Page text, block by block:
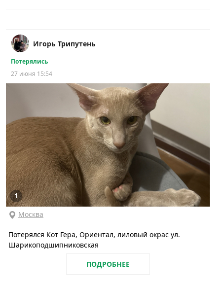
Игорь Трипутень
Потерялись
27 июня 15:54
1
Москва
Потерялся Кот Гера, Ориентал, лиловый окрас ул.
Шарикоподшипниковская
ПОДРОБНЕЕ